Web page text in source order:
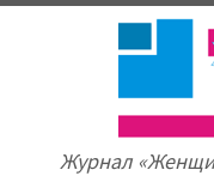
Журнал